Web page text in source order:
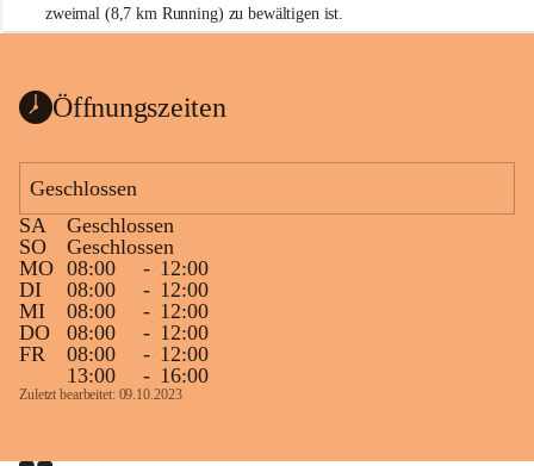
zweimal (8,7 km Running) zu bewältigen ist.
Parkplatz auf der Rückseite der St. Martins Therme & Lodge
Zielgelände mit Verpflegungstruck
Ablauf
Samstag, 19.9.
13 bis 15 Uhr Startnummernausgabe, im Seminarraum der St.
Martins Therme & Lodge Frauenkirchen (vom Parkplatz hinter
der Therme zugänglich)
Sonntag, 20.9.
Öffnungszeiten
Geschlossen
SA
Geschlossen
SO
Geschlossen
MO 08:00 - 12:00
DI
08:00 - 12:00
MI
08:00 - 12:00
DO
08:00 - 12:00
FR
08:00 - 12:00
13:00
- 16:00
Zuletzt bearbeitet: 09.10.2023